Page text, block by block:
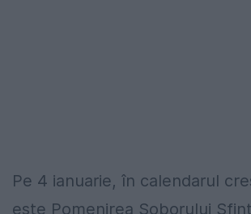
Pe 4 ianuarie, în calendarul
este Pomenirea Soborului